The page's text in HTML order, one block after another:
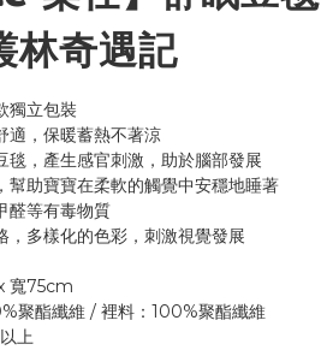
奇遇記
獨立包裝
，保暖蓄熱不著涼
，產生感官刺激，助於腦部發展
助寶寶在柔軟的觸覺中安穩地睡著
醛等有毒物質
多樣化的色彩，刺激視覺發展
寬75cm
聚酯纖維 / 裡料：100%聚酯纖維
上